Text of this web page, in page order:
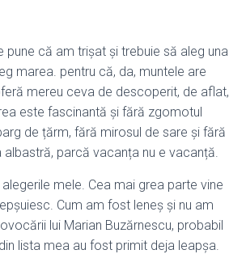
pune că am trișat și trebuie să aleg una
marea. pentru că, da, muntele are
mereu ceva de descoperit, de aflat,
este fascinantă și fără zgomotul
de țărm, fără mirosul de sare și fără
parcă vacanța nu e vacanță.
mele. Cea mai grea parte vine
Cum am fost leneș și nu am
lui Marian Buzărnescu, probabil
lista mea au fost primit deja leapșa.